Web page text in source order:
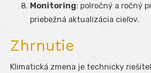
Monitoring: polročný a ročný
priebežná aktualizácia cieľov.
Zhrnutie
Klimatická zmena je technicky